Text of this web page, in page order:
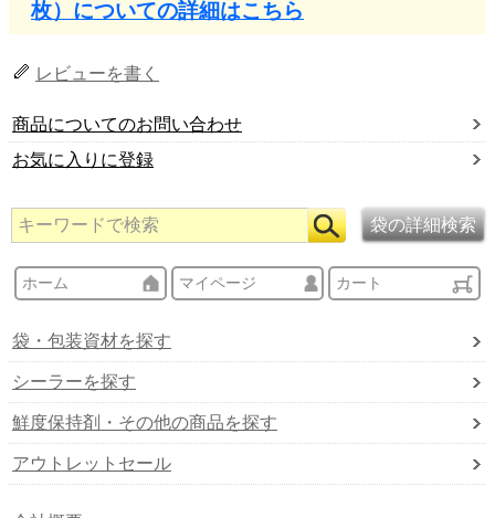
枚）についての詳細はこちら
レビューを書く
商品についてのお問い合わせ
お気に入りに登録
ホーム マイページ カート
袋・包装資材を探す
シーラーを探す
鮮度保持剤・その他の商品を探す
アウトレットセール